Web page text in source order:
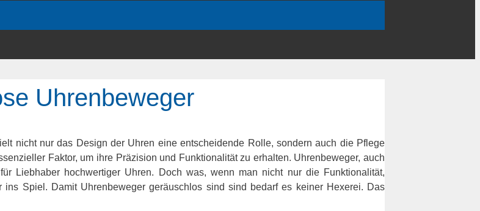
Uhrenbeweger
nicht nur das Design der Uhren eine entscheidende Rolle, sondern auch die Pflege
Faktor, um ihre Präzision und Funktionalität zu erhalten. Uhrenbeweger, auch
Liebhaber hochwertiger Uhren. Doch was, wenn man nicht nur die Funktionalität,
Spiel. Damit Uhrenbeweger geräuschlos sind sind bedarf es keiner Hexerei. Das